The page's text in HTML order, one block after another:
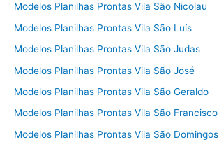
Modelos Planilhas Prontas Vila São Nicolau
Modelos Planilhas Prontas Vila São Luís
Modelos Planilhas Prontas Vila São Judas
Modelos Planilhas Prontas Vila São José
Modelos Planilhas Prontas Vila São Geraldo
Modelos Planilhas Prontas Vila São Francisco
Modelos Planilhas Prontas Vila São Domingos